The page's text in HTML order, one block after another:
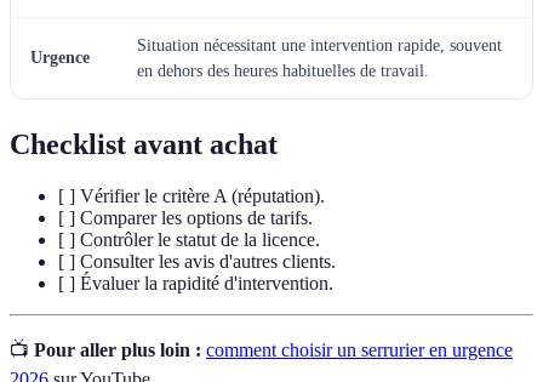
Urgence
Situation nécessitant une intervention rapide, souvent
en dehors des heures habituelles de travail.
Checklist avant achat
[ ] Vérifier le critère A (réputation).
[ ] Comparer les options de tarifs.
[ ] Contrôler le statut de la licence.
[ ] Consulter les avis d'autres clients.
[ ] Évaluer la rapidité d'intervention.
📺 Pour aller plus loin : comment choisir un serrurier en urgence